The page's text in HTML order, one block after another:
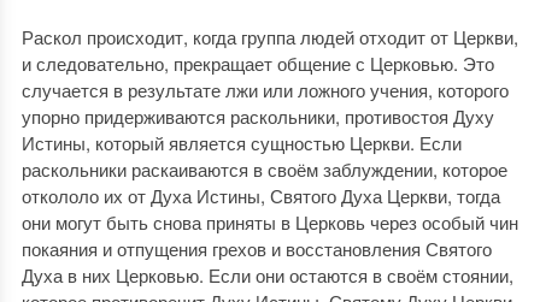
Раскол происходит, когда группа людей отходит от Церкви,
и следовательно, прекращает общение с Церковью. Это
случается в результате лжи или ложного учения, которого
упорно придерживаются раскольники, противостоя Духу
Истины, который является сущностью Церкви. Если
раскольники раскаиваются в своём заблуждении, которое
откололо их от Духа Истины, Святого Духа Церкви, тогда
они могут быть снова приняты в Церковь через особый чин
покаяния и отпущения грехов и восстановления Святого
Духа в них Церковью. Если они остаются в своём стоянии,